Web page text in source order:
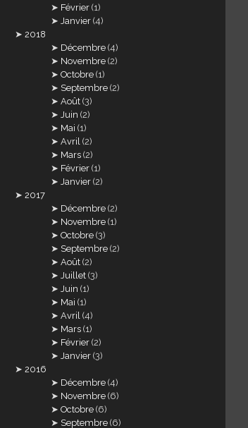
Février (1)
Janvier (4)
2018
Décembre (4)
Novembre (2)
Octobre (1)
Septembre (2)
Août (3)
Juin (2)
Mai (1)
Avril (2)
Mars (2)
Février (1)
Janvier (2)
2017
Décembre (2)
Novembre (1)
Octobre (3)
Septembre (2)
Août (2)
Juillet (3)
Juin (1)
Mai (1)
Avril (4)
Mars (1)
Février (2)
Janvier (3)
2016
Décembre (4)
Novembre (6)
Octobre (6)
Septembre (6)